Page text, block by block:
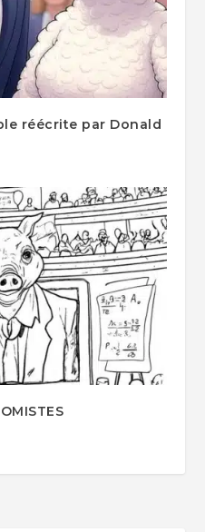
réécrite par Donald